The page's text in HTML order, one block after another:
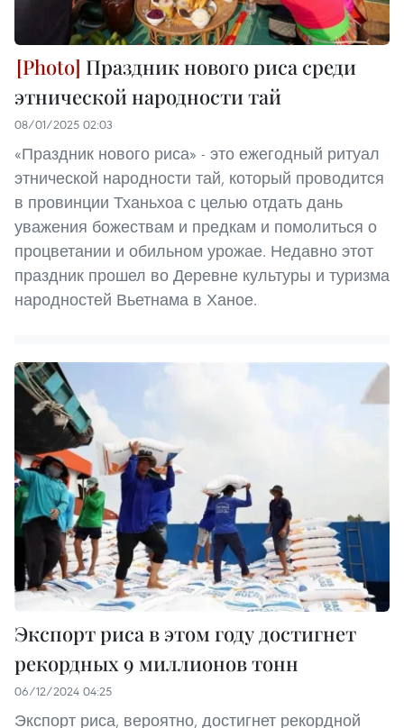
Праздник нового риса среди
этнической народности тай
08/01/2025 02:03
«Праздник нового риса» - это ежегодный ритуал
этнической народности тай, который проводится
в провинции Тханьхоа с целью отдать дань
уважения божествам и предкам и помолиться о
процветании и обильном урожае. Недавно этот
праздник прошел во Деревне культуры и туризма
народностей Вьетнама в Ханое.
Экспорт риса в этом году достигнет
рекордных 9 миллионов тонн
06/12/2024 04:25
Экспорт риса, вероятно, достигнет рекордной